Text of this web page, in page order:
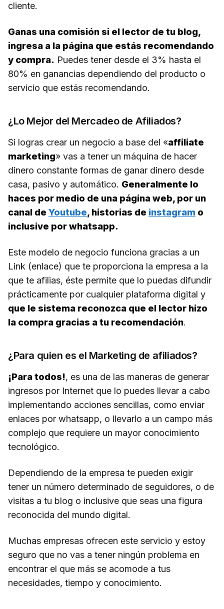
cliente.
Ganas una comisión si el lector de tu blog,
ingresa a la página que estás recomendando
y compra. Puedes tener desde el 3% hasta el
80% en ganancias dependiendo del producto o
servicio que estás recomendando.
¿Lo Mejor del Mercadeo de Afiliados?
Si logras crear un negocio a base del «affiliate
marketing» vas a tener un máquina de hacer
dinero constante formas de ganar dinero desde
casa, pasivo y automático. Generalmente lo
haces por medio de una página web, por un
canal de Youtube, historias de instagram o
inclusive por whatsapp.
Este modelo de negocio funciona gracias a un
Link (enlace) que te proporciona la empresa a la
que te afilias, éste permite que lo puedas difundir
prácticamente por cualquier plataforma digital y
que le sistema reconozca que el lector hizo
la compra gracias a tu recomendación.
¿Para quien es el Marketing de afiliados?
¡Para todos!, es una de las maneras de generar
ingresos por Internet que lo puedes llevar a cabo
implementando acciones sencillas, como enviar
enlaces por whatsapp, o llevarlo a un campo más
complejo que requiere un mayor conocimiento
tecnológico.
Dependiendo de la empresa te pueden exigir
tener un número determinado de seguidores, o de
visitas a tu blog o inclusive que seas una figura
reconocida del mundo digital.
Muchas empresas ofrecen este servicio y estoy
seguro que no vas a tener ningún problema en
encontrar el que más se acomode a tus
necesidades, tiempo y conocimiento.